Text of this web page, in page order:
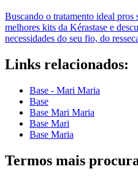
Buscando o tratamento ideal pros
melhores kits da Kérastase e
necessidades do seu fio, do
Links relacionados:
Base - Mari Maria
Base
Base Mari Maria
Base Mari
Base Maria
Termos mais